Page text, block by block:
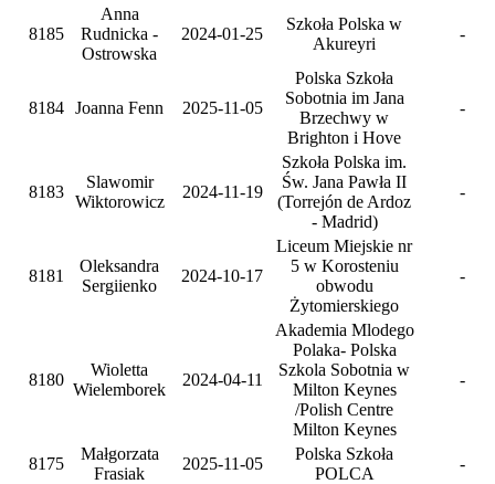
8185
Anna
Rudnicka -
Ostrowska
2024-01-25
Szkoła Polska w
Akureyri
-
8184 Joanna Fenn 2025-11-05
Polska Szkoła
Sobotnia im Jana
Brzechwy w
Brighton i Hove
-
8183
Slawomir
Wiktorowicz
2024-11-19
Szkoła Polska im.
Św. Jana Pawła II
(Torrejón de Ardoz
- Madrid)
-
8181
Oleksandra
Sergiienko
2024-10-17
Liceum Miejskie nr
5 w Korosteniu
obwodu
Żytomierskiego
-
8180
Wioletta
Wielemborek
2024-04-11
Akademia Mlodego
Polaka- Polska
Szkola Sobotnia w
Milton Keynes
/Polish Centre
Milton Keynes
-
8175
Małgorzata
Frasiak
2025-11-05
Polska Szkoła
POLCA
-